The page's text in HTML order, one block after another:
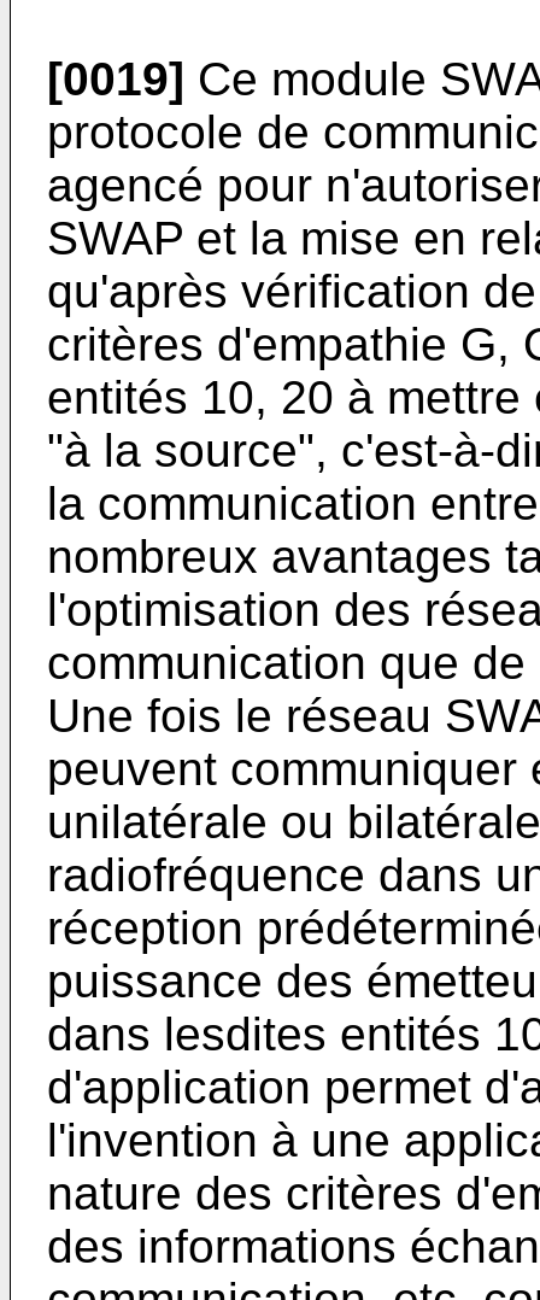
[0019] Ce module
protocole de
agencé pour
SWAP et la mise en
qu'après vérification
critères d'empathie G,
entités 10, 20 à
"à la source", c'est-à-
la communication
nombreux avantages
l'optimisation des
communication que
Une fois le réseau
peuvent communiquer
unilatérale ou
radiofréquence dans
réception
puissance des
dans lesdites entités
d'application permet
l'invention à une
nature des critères
des informations